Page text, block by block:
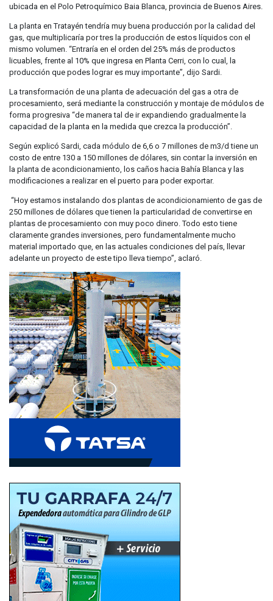
ubicada en el Polo Petroquímico Baia Blanca, provincia de Buenos Aires.
La planta en Tratayén tendría muy buena producción por la calidad del
gas, que multiplicaría por tres la producción de estos líquidos con el
mismo volumen. “Entraría en el orden del 25% más de productos
licuables, frente al 10% que ingresa en Planta Cerri, con lo cual, la
producción que podes lograr es muy importante”, dijo Sardi.
La transformación de una planta de adecuación del gas a otra de
procesamiento, será mediante la construcción y montaje de módulos de
forma progresiva “de manera tal de ir expandiendo gradualmente la
capacidad de la planta en la medida que crezca la producción”.
Según explicó Sardi, cada módulo de 6,6 o 7 millones de m3/d tiene un
costo de entre 130 a 150 millones de dólares, sin contar la inversión en
la planta de acondicionamiento, los caños hacia Bahía Blanca y las
modificaciones a realizar en el puerto para poder exportar.
“Hoy estamos instalando dos plantas de acondicionamiento de gas de
250 millones de dólares que tienen la particularidad de convertirse en
plantas de procesamiento con muy poco dinero. Todo esto tiene
claramente grandes inversiones, pero fundamentalmente mucho
material importado que, en las actuales condiciones del país, llevar
adelante un proyecto de este tipo lleva tiempo”, aclaró.